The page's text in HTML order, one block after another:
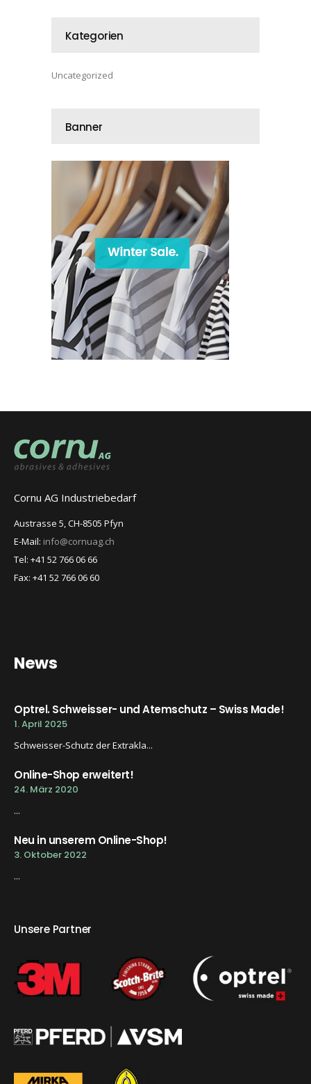
Kategorien
Uncategorized
Banner
Cornu AG Industriebedarf
Austrasse 5, CH-8505 Pfyn
E-Mail: info@cornuag.ch
Tel: +41 52 766 06 66
Fax: +41 52 766 06 60
News
Optrel. Schweisser- und Atemschutz – Swiss Made!
1. April 2025
Schweisser-Schutz der Extrakla...
Online-Shop erweitert!
24. März 2020
...
Neu in unserem Online-Shop!
3. Oktober 2022
...
Unsere Partner